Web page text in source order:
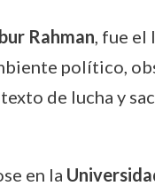
Rahman, fue el
político,
de lucha y
en la